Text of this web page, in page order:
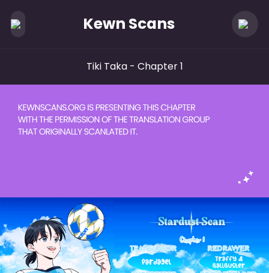
Kewn Scans
Tiki Taka - Chapter 1